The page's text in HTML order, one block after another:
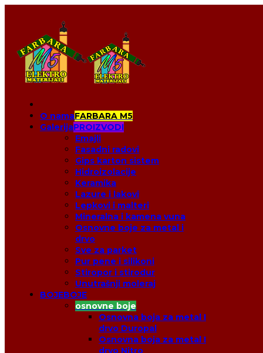
O namaFARBARA M5
GalerijaPROIZVODI
Emajli
Fasadni radovi
Gips karton sistem
Hidroizolacije
Keramika
Lazure i lakovi
Lepkovi i malteri
Mineralna i kamena vuna
Osnovne boje za metal i
drvo
Sve za parket
Pur pene i silikoni
Stiropor i stirodur
Unutrašnji moleraj
BOJEBOJE
osnovne boje
Osnovna boja za metal I
drvo Duropal
Osnovna boja za metal I
drvo Nitro